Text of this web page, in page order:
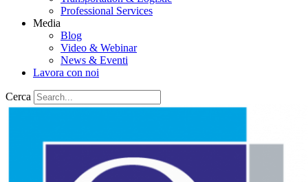
Professional Services
Media
Blog
Video & Webinar
News & Eventi
Lavora con noi
Cerca